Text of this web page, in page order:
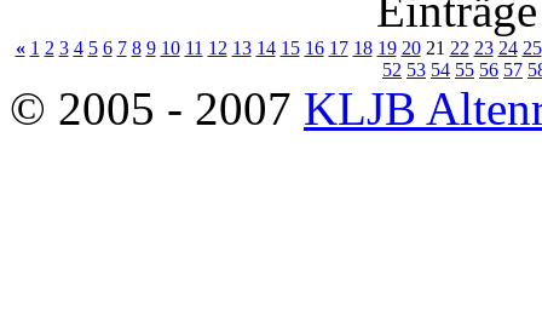
« 1 2 3 4 5 6 7 8 9 10 11 12 13 14 15 16 17 18 19 2021 22 23 24 25
52 53 54 55 56 57
© 2005 - 2007 KLJB